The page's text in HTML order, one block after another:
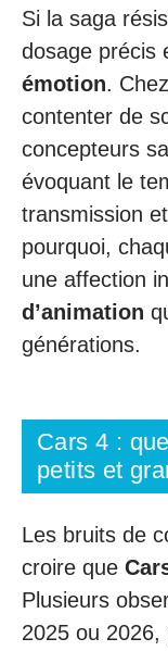
Si la saga
dosage précis
émotion.
contenter de
concepteurs
évoquant le
transmission
pourquoi,
une affection
d’animation
générations.
Cars 4 :
petits et
Les bruits de
croire que
Plusieurs
2025 ou 2026,